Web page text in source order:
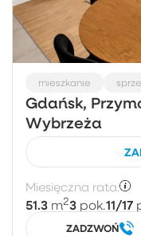
mieszkanie
Gdańsk,
Wybrzeża
Miesięczna rata:
51.3 m23 pok.11/17
ZADZWOŃ